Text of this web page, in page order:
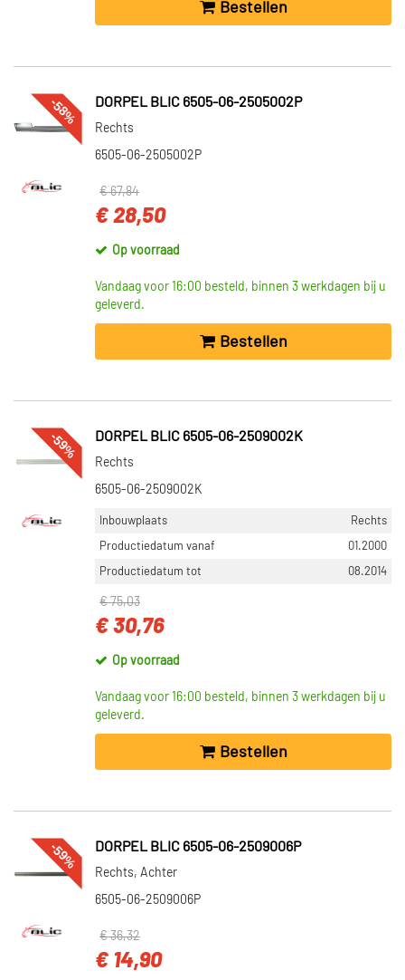
Bestellen
-58% DORPEL BLIC 6505-06-2505002P
Rechts
6505-06-2505002P
€ 67,84
€ 28,50
Op voorraad
Vandaag voor 16:00 besteld, binnen 3 werkdagen bij u
geleverd.
Bestellen
-59% DORPEL BLIC 6505-06-2509002K
Rechts
6505-06-2509002K
Inbouwplaats
Rechts
Productiedatum vanaf
01.2000
Productiedatum tot
08.2014
€ 75,03
€ 30,76
Op voorraad
Vandaag voor 16:00 besteld, binnen 3 werkdagen bij u
geleverd.
Bestellen
-59% DORPEL BLIC 6505-06-2509006P
Rechts, Achter
6505-06-2509006P
€ 36,32
€ 14,90